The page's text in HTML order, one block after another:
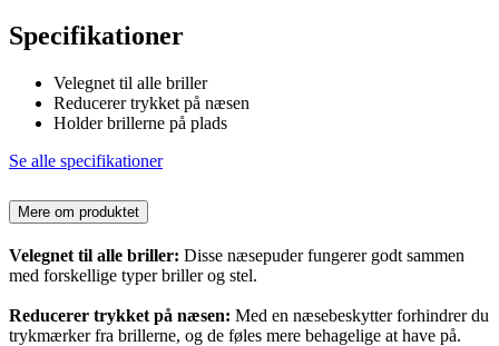
Specifikationer
Velegnet til alle briller
Reducerer trykket på næsen
Holder brillerne på plads
Se alle specifikationer
Mere om produktet
Velegnet til alle briller: Disse næsepuder fungerer godt sammen
med forskellige typer briller og stel.
Reducerer trykket på næsen: Med en næsebeskytter forhindrer du
trykmærker fra brillerne, og de føles mere behagelige at have på.